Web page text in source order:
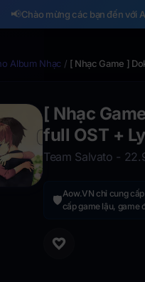
📢Chào mừng các bạn đến với
Album Nhạc/ [ Nhạc Game ]
[ Nhạc
full OST +
Team Salvato -
🛡️Aow.VN chỉ cung
cấp game lậu, game